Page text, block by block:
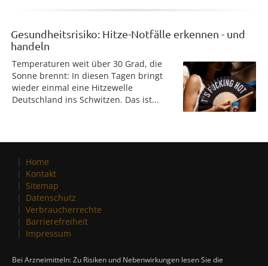
Gesundheitsrisiko: Hitze-Notfälle erkennen - und
handeln
Temperaturen weit über 30 Grad, die
Sonne brennt: In diesen Tagen bringt
wieder einmal eine Hitzewelle
Deutschland ins Schwitzen. Das ist...
Home
Kontakt
Sitemap
Datenschutz
Verbraucherrechte
Barrierefreiheit
Impressum
Bei Arzneimitteln: Zu Risiken und Nebenwirkungen lesen Sie die